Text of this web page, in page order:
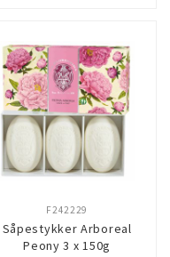
Såpestykker Arboreal
Peony 3 x 150g
F242229